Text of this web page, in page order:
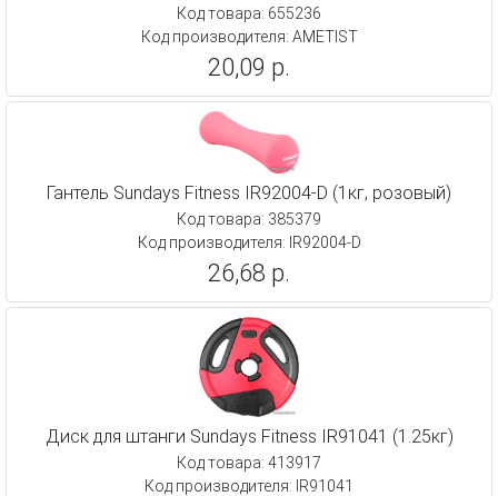
Код товара: 655236
Код производителя: AMETIST
20,09 р.
Гантель Sundays Fitness IR92004-D (1кг, розовый)
Код товара: 385379
Код производителя: IR92004-D
26,68 р.
Диск для штанги Sundays Fitness IR91041 (1.25кг)
Код товара: 413917
Код производителя: IR91041